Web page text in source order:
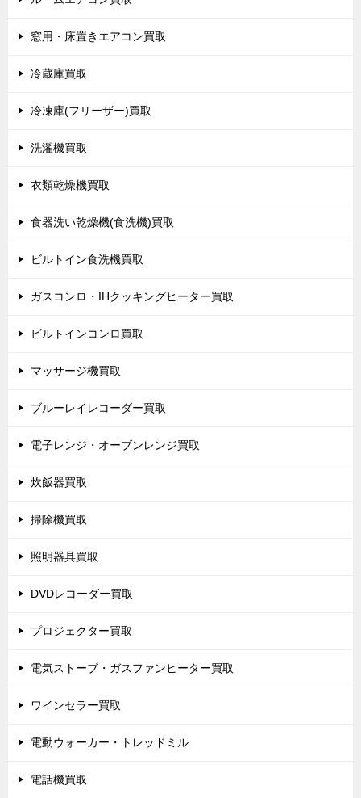
窓用・床置きエアコン買取
冷蔵庫買取
冷凍庫(フリーザー)買取
洗濯機買取
衣類乾燥機買取
食器洗い乾燥機(食洗機)買取
ビルトイン食洗機買取
ガスコンロ・IHクッキングヒーター買取
ビルトインコンロ買取
マッサージ機買取
ブルーレイレコーダー買取
電子レンジ・オーブンレンジ買取
炊飯器買取
掃除機買取
照明器具買取
DVDレコーダー買取
プロジェクター買取
電気ストーブ・ガスファンヒーター買取
ワインセラー買取
電動ウォーカー・トレッドミル
電話機買取